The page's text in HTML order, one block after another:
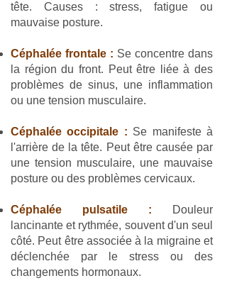
tête. Causes : stress, fatigue ou
mauvaise posture.
Céphalée frontale : Se concentre dans
la région du front. Peut être liée à des
problèmes de sinus, une inflammation
ou une tension musculaire.
Céphalée occipitale : Se manifeste à
l'arrière de la tête. Peut être causée par
une tension musculaire, une mauvaise
posture ou des problèmes cervicaux.
Céphalée pulsatile : Douleur
lancinante et rythmée, souvent d'un seul
côté. Peut être associée à la migraine et
déclenchée par le stress ou des
changements hormonaux.